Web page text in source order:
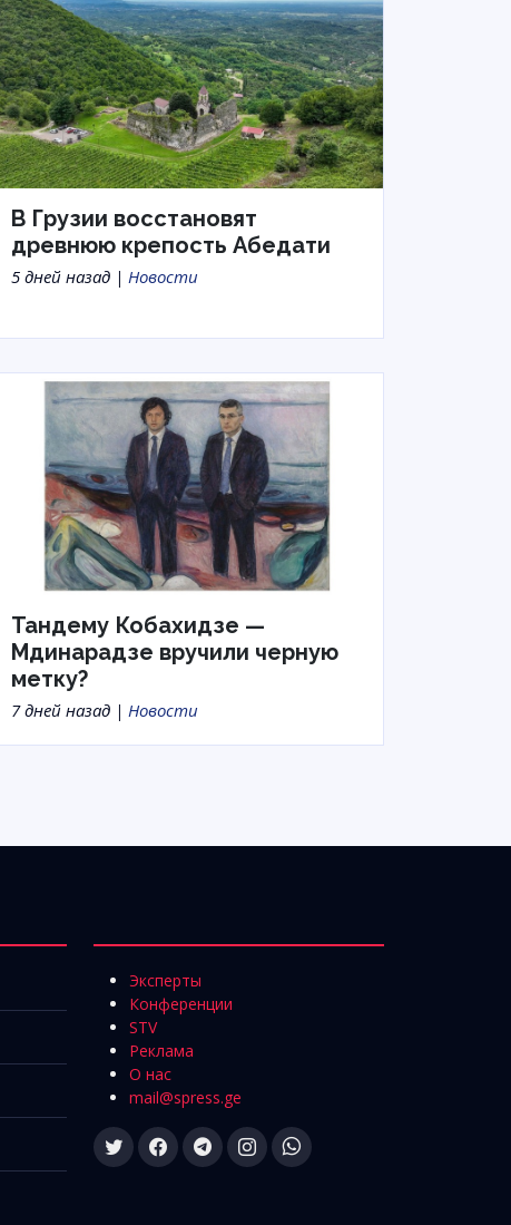
В Грузии восстановят
древнюю крепость Абедати
5 дней назад | Новости
Тандему Кобахидзе —
Мдинарадзе вручили черную
метку?
7 дней назад | Новости
Эксперты
Конференции
STV
Реклама
О нас
mail@spress.ge